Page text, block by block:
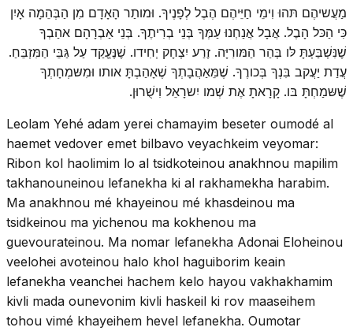
מַעֲשיהֶם תּהוּ וִימֵי חַיֵּיהֶם הֶבֶל לְפָנֶיךָ. וּמותַר הָאָדָם מִן הַבְּהֵמָה אָיִן
כִּי הַכּל הָבֶל. אֲבָל אֲנַחְנוּ עַמְּךָ בְּנֵי בְרִיתֶךָ. בְּנֵי אַבְרָהָם אהַבְךָ
שֶׁנִּשְׁבַּעְתָּ לּו בְּהַר הַמּורִיָּה. זֶרַע יִצְחָק יְחִידו. שֶׁנֶּעֱקַד עַל גַּבֵּי הַמִּזְבֵּחַ.
עֲדַת יַעֲקב בִּנְךָ בְּכורֶךָ. שֶׁמֵּאַהֲבָתְךָ שֶׁאָהַבְתָּ אותו וּמִשּמְחָתְךָ
שֶׁשּמַחְתָּ בּו. קָרָאתָ אֶת שְׁמו יִשרָאֵל וִישֻׁרוּן.
Leolam Yehé adam yerei chamayim beseter oumodé al
haemet vedover emet bilbavo veyachkeim veyomar:
Ribon kol haolimim lo al tsidkoteinou anakhnou mapilim
takhanouneinou lefanekha ki al rakhamekha harabim.
Ma anakhnou mé khayeinou mé khasdeinou ma
tsidkeinou ma yichenou ma kokhenou ma
guevourateinou. Ma nomar lefanekha Adonai Eloheinou
veelohei avoteinou halo khol haguiborim keain
lefanekha veanchei hachem kelo hayou vakhakhamim
kivli mada ounevonim kivli haskeil ki rov maaseihem
tohou vimé khayeihem hevel lefanekha. Oumotar